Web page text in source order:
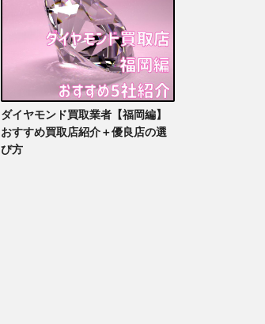
ダイヤモンド買取業者【福岡編】
おすすめ買取店紹介＋優良店の選
び方